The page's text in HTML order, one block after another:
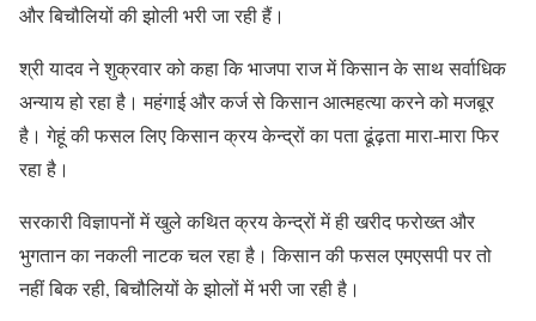
और बिचौलियों की झोली भरी जा रही हैं।
श्री यादव ने शुक्रवार को कहा कि भाजपा राज में किसान के साथ सर्वाधिक
अन्याय हो रहा है। महंगाई और कर्ज से किसान आत्महत्या करने को मजबूर
है। गेहूं की फसल लिए किसान क्रय केन्द्रों का पता ढूंढ़ता मारा-मारा फिर
रहा है।
सरकारी विज्ञापनों में खुले कथित क्रय केन्द्रों में ही खरीद फरोख्त और
भुगतान का नकली नाटक चल रहा है। किसान की फसल एमएसपी पर तो
नहीं बिक रही, बिचौलियों के झोलों में भरी जा रही है।